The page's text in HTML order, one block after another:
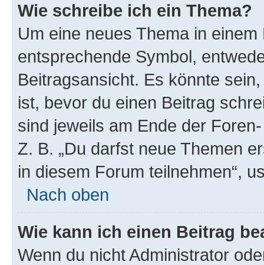
Wie schreibe ich ein Thema?
Um eine neues Thema in
entsprechende Symbol,
Beitragsansicht. Es könnte
ist, bevor du einen Beitrag
sind jeweils am Ende der
Z. B. „Du darfst neue Themen
in diesem Forum teilnehmen“,
Nach oben
Wie kann ich einen Beitrag
Wenn du nicht Administrator